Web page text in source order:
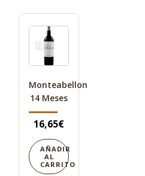
Monteabellon
14 Meses
16,65€
AÑADIR
AL
CARRITO